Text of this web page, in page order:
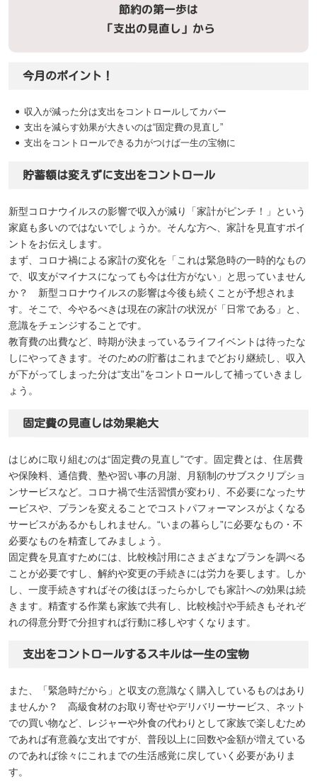
節約の第一歩は
「支出の見直し」から
今月のポイント！
収入が減った分は支出をコントロールしてカバー
支出を減らす効果が大きいのは“固定費の見直し”
支出をコントロールできる力がつけば一生の宝物に
貯蓄額は変えずに支出をコントロール
新型コロナウイルスの影響で収入が減り「家計がピンチ！」という
家庭も多いのではないでしょうか。そんな方へ、家計を見直すポイ
ントをお伝えします。
まず、コロナ禍による家計の変化を「これは緊急時の一時的なもの
で、収支がマイナスになっても今は仕方がない」と思っていません
か？ 新型コロナウイルスの影響は今後も続くことが予想されま
す。そこで、今やるべきは現在の家計の状況が「日常である」と、
意識をチェンジすることです。
教育費の出費など、時期が決まっているライフイベントは待ったな
しにやってきます。そのための貯蓄はこれまでどおり継続し、収入
が下がってしまった分は“支出”をコントロールして補っていきまし
ょう。
固定費の見直しは効果絶大
はじめに取り組むのは“固定費の見直し”です。固定費とは、住居費
や保険料、通信費、塾や習い事の月謝、月額制のサブスクリプショ
ンサービスなど。コロナ禍で生活習慣が変わり、不必要になったサ
ービスや、プランを変えることでコストパフォーマンスがよくなる
サービスがあるかもしれません。“いまの暮らし”に必要なもの・不
必要なものを精査してみましょう。
固定費を見直すためには、比較検討用にさまざまなプランを調べる
ことが必要ですし、解約や変更の手続きには労力を要します。しか
し、一度手続きすればその後はほったらかしでも家計への効果は続
きます。精査する作業も家族で共有し、比較検討や手続きもそれぞ
れの得意分野で分担すれば行動に移しやすくなります。
支出をコントロールするスキルは一生の宝物
また、「緊急時だから」と収支の意識なく購入しているものはあり
ませんか？ 高級食材のお取り寄せやデリバリーサービス、ネット
での買い物など、レジャーや外食の代わりとして家族で楽しむため
であれば有意義な支出ですが、普段以上に回数や金額が増えている
のであれば徐々にこれまでの生活感覚に戻していく必要がありま
す。